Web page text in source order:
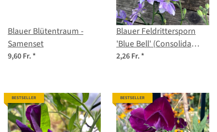
Blauer Blütentraum -
Samenset
9,60 Fr.*
Blauer Feldrittersporn
'Blue Bell' (Consolida
ajacis) Samen
2,26 Fr.*
BESTSELLER BESTSELLER